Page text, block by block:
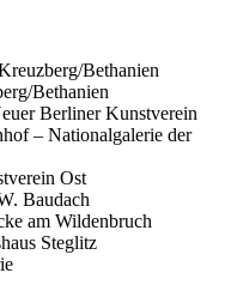
Bethanien
Bethanien
Berliner Kunstverein
– Nationalgalerie der
Ost
Baudach
am Wildenbruch
Steglitz